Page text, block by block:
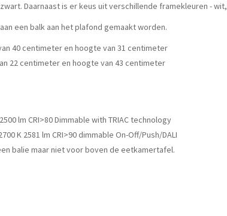
Daarnaast is er keus uit verschillende framekleuren -
een balk aan het plafond gemaakt worden.
40 centimeter en hoogte van 31 centimeter
22 centimeter en hoogte van 43 centimeter
lm CRI>80 Dimmable with TRIAC technology
K 2581 lm CRI>90 dimmable On-Off/Push/DALI
balie maar niet voor boven de eetkamertafel.